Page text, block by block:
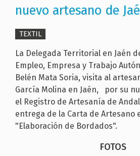
nuevo artesano de
TEXTIL
La Delegada Territorial en Jaén
Empleo, Empresa y Trabajo
Belén Mata Soria, visita al
García Molina en Jaén, por su
el Registro de Artesanía de
entrega de la Carta de Artesano
"Elaboración de Bordados".
FOTOS